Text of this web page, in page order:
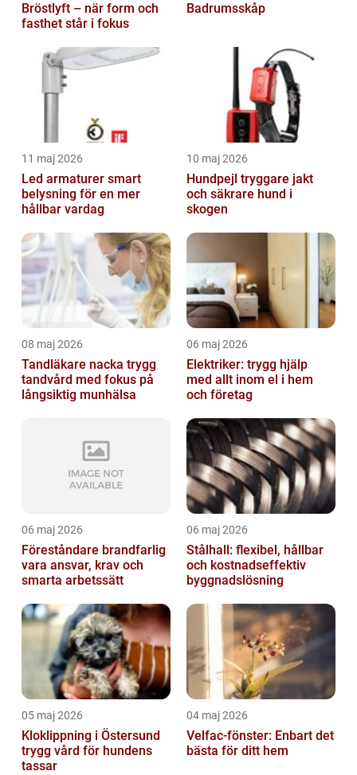
Bröstlyft – när form och
fasthet står i fokus
Badrumsskåp
11 maj 2026
Led armaturer smart
belysning för en mer
hållbar vardag
10 maj 2026
Hundpejl tryggare jakt
och säkrare hund i
skogen
08 maj 2026
Tandläkare nacka trygg
tandvård med fokus på
långsiktig munhälsa
06 maj 2026
Elektriker: trygg hjälp
med allt inom el i hem
och företag
06 maj 2026
Föreståndare brandfarlig
vara ansvar, krav och
smarta arbetssätt
06 maj 2026
Stålhall: flexibel, hållbar
och kostnadseffektiv
byggnadslösning
05 maj 2026
Kloklippning i Östersund
trygg vård för hundens
tassar
04 maj 2026
Velfac-fönster: Enbart det
bästa för ditt hem